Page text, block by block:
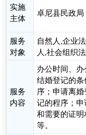
实施
主体
卓尼县民政局
服务
对象
自然人,企业
人,社会组织
服务
内容
办公时间、
结婚登记的
序；申请离
记的程序；
和需要的证
等。